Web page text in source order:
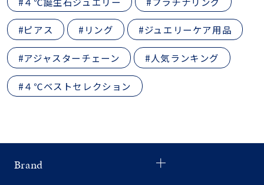
#ピアス #リング #ジュエリーケア用品
#アジャスターチェーン #人気ランキング
#４℃ベストセレクション
Brand